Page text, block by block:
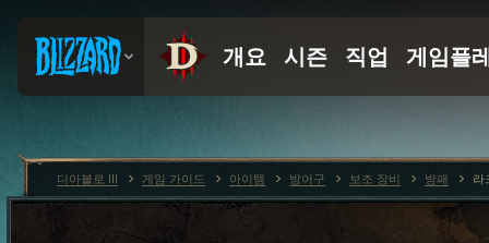
디아블로 III 게임 가이드 아이템 방어구 보조 장비 방패 라